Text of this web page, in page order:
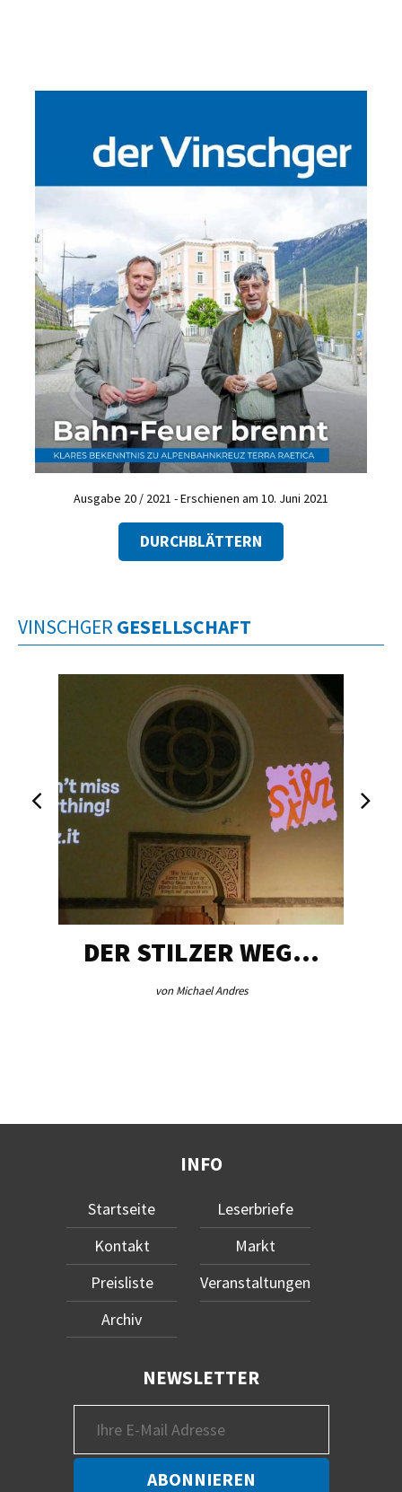
Ausgabe 20 / 2021 - Erschienen am 10. Juni 2021
DURCHBLÄTTERN
VINSCHGER GESELLSCHAFT
DER STILZER WEG…
von Michael Andres
INFO
Startseite
Kontakt
Preisliste
Archiv
Leserbriefe
Markt
Veranstaltungen
NEWSLETTER